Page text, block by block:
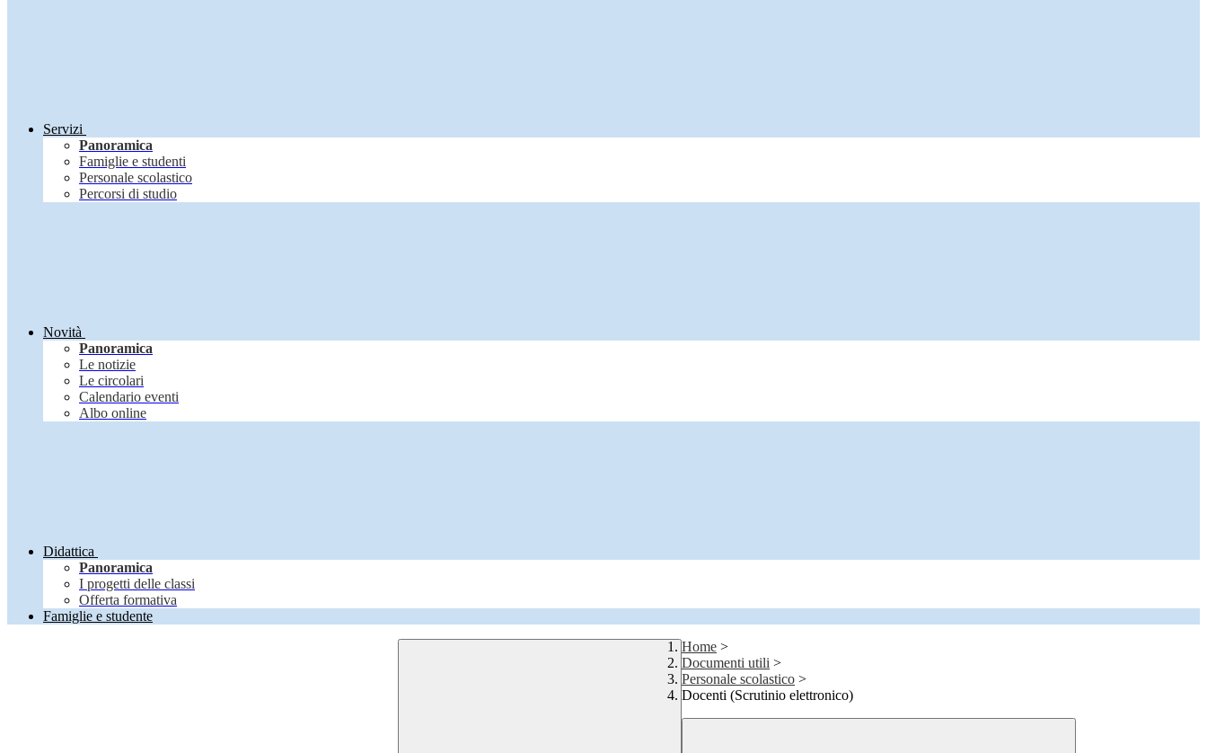
Servizi
Panoramica
Famiglie e studenti
Personale scolastico
Percorsi di studio
Novità
Panoramica
Le notizie
Le circolari
Calendario eventi
Albo online
Didattica
Panoramica
I progetti delle classi
Offerta formativa
Famiglie e studente
Home >
Documenti utili >
Personale scolastico >
Docenti (Scrutinio elettronico)